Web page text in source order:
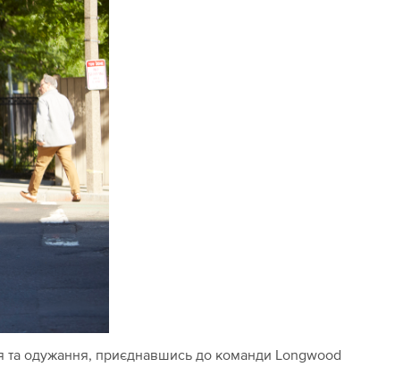
одужання, приєднавшись до команди Longwood